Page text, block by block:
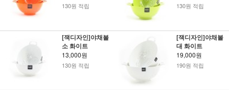
130원 적립 130원 적립
[잭디자인]야채볼
소 화이트
13,000원
130원 적립
[잭디자인]야채볼
대 화이트
19,000원
190원 적립